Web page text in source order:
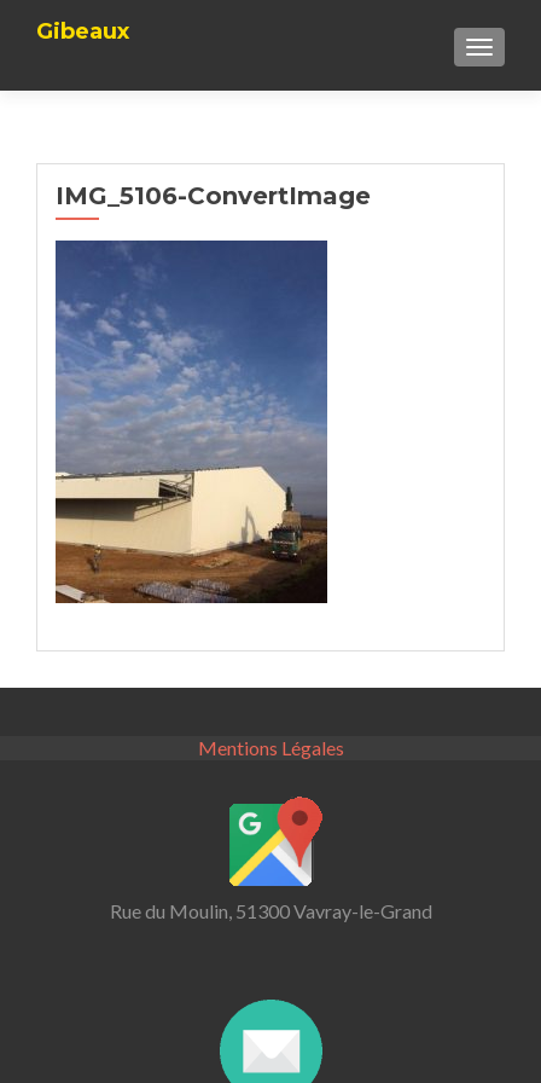
Gibeaux
IMG_5106-ConvertImage
Mentions Légales
Rue du Moulin, 51300 Vavray-le-Grand